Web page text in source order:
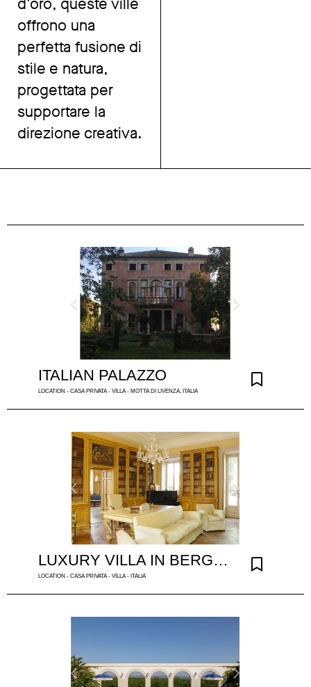
offrono una
perfetta fusione di
stile e natura,
progettata per
supportare la
direzione creativa.
ITALIAN PALAZZO
LOCATION - CASA PRIVATA - VILLA - MOTTA DI LIVENZA, ITALIA
LUXURY VILLA IN BERGAMO ITALY
LOCATION - CASA PRIVATA - VILLA - ITALIA